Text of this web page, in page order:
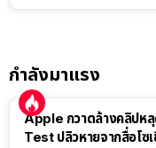
กำลังมาแรง
Apple กวาดล้างคลิปห
Test ปลิวหายจากสื่อโซ